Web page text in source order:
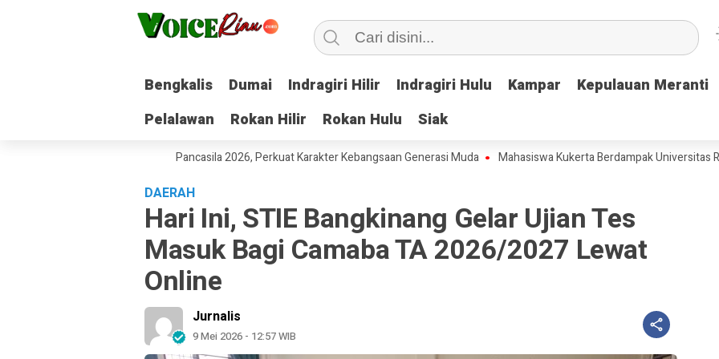
Bengkalis Dumai Indragiri Hilir Indragiri Hulu Kampar Kepulauan Meranti
Pelalawan
Rokan Hilir Rokan Hulu Siak
Bengkalis Dumai Indragiri Hilir Indragiri Hulu Kampar Kepulauan Meranti
Pelalawan
Rokan Hilir Rokan Hulu Siak
Gelar Pekan Pelajar Pancasila 2026, Perkuat Karakter Kebangsaan Generasi Muda Mahasiswa Kukerta Berdampak Universitas Riau
DAERAH
Hari Ini, STIE Bangkinang Gelar Ujian Tes
Masuk Bagi Camaba TA 2026/2027 Lewat
Online
Jurnalis
9 Mei 2026 - 12:57 WIB